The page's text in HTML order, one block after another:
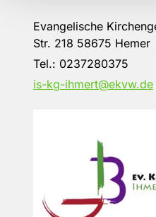
Evangelische
Str. 218 58675 Hemer
Tel.: 0237280375
is-kg-ihmert@ekvw.de